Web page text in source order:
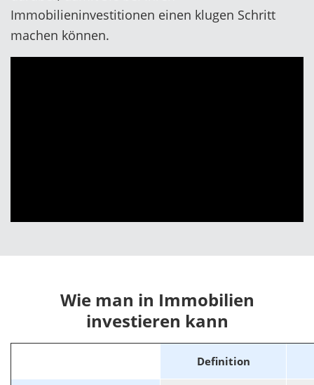
Immobilieninvestitionen einen klugen Schritt
machen können.
Wie man in Immobilien
investieren kann
Definition